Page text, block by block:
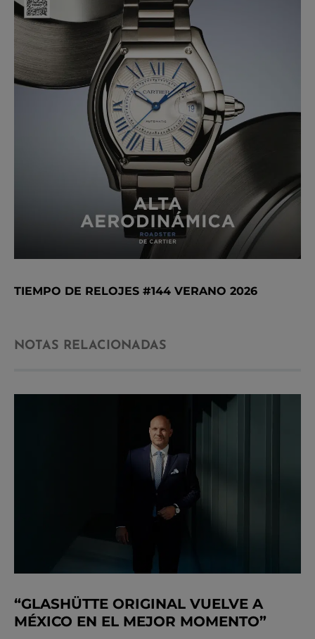
TIEMPO DE RELOJES #144 VERANO 2026
NOTAS RELACIONADAS
“GLASHÜTTE ORIGINAL VUELVE A
MÉXICO EN EL MEJOR MOMENTO”